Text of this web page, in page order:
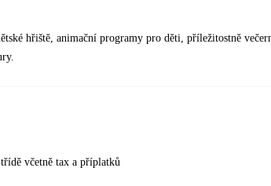
hřiště, animační programy pro děti, příležitostně
včetně tax a příplatků